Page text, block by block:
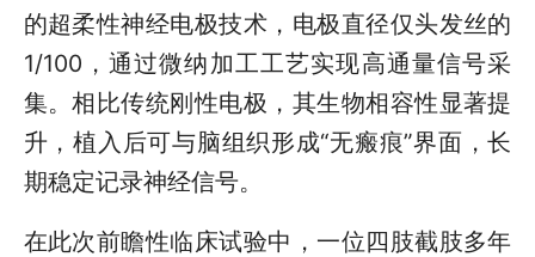
的超柔性神经电极技术，电极直径仅头发丝的
1/100，通过微纳加工工艺实现高通量信号采
集。相比传统刚性电极，其生物相容性显著提
升，植入后可与脑组织形成“无瘢痕”界面，长
期稳定记录神经信号。
在此次前瞻性临床试验中，一位四肢截肢多年